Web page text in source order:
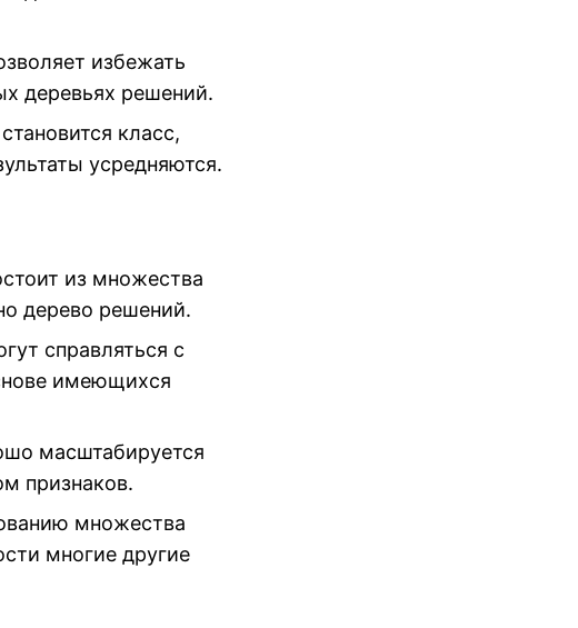
избежать
деревьях решений.
класс,
усредняются.
из множества
дерево решений.
справляться с
имеющихся
масштабируется
признаков.
множества
многие другие